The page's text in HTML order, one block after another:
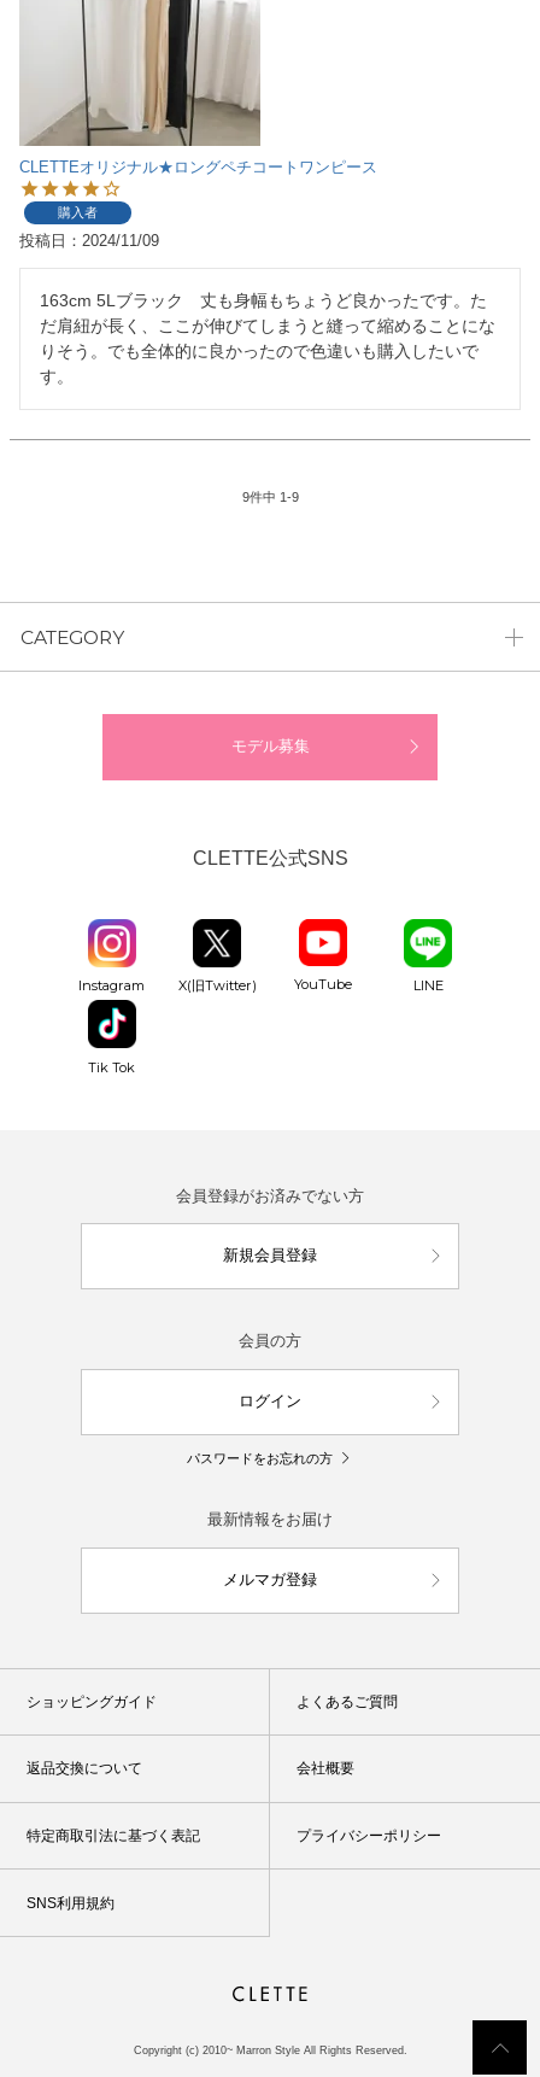
CLETTEオリジナル★ロングペチコートワンピース
購入者
投稿日 2024/11/09
163cm 5Lブラック　丈も身幅もちょうど良かったです。た
だ肩紐が長く、ここが伸びてしまうと縫って縮めることにな
りそう。でも全体的に良かったので色違いも購入したいで
す。
9件中 1-9
CATEGORY
モデル募集
CLETTE公式SNS
Instagram X(旧Twitter) YouTube LINE
Tik Tok
会員登録がお済みでない方
新規会員登録
会員の方
ログイン
パスワードをお忘れの方
最新情報をお届け
メルマガ登録
ショッピングガイド よくあるご質問
返品交換について 会社概要
特定商取引法に基づく表記 プライバシーポリシー
SNS利用規約
Copyright (c) 2010~ Marron Style All Rights Reserved.